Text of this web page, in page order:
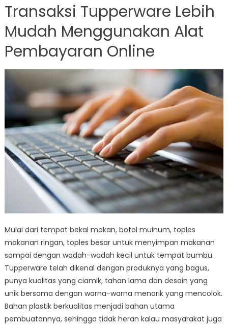
Transaksi Tupperware Lebih
Mudah Menggunakan Alat
Pembayaran Online
Mulai dari tempat bekal makan, botol muinum, toples
makanan ringan, toples besar untuk menyimpan makanan
sampai dengan wadah-wadah kecil untuk tempat bumbu.
Tupperware telah dikenal dengan produknya yang bagus,
punya kualitas yang ciamik, tahan lama dan desain yang
unik bersama dengan warna-warna menarik yang mencolok.
Bahan plastik berkualitas menjadi bahan utama
pembuatannya, sehingga tidak heran kalau masyarakat juga